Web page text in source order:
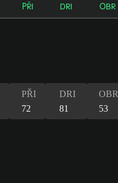
PŘI DRI OBR
PŘI
72
DRI
81
OBR
53